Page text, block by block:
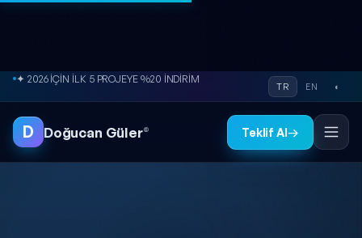
İçeriğe atla
● ÜCRETSİZ SİTE ANALİZİ
TR EN ◐
D Doğucan Güler® Teklif Al→